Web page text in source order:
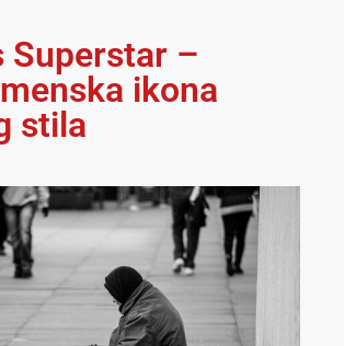
Superstar –
ikona
stila